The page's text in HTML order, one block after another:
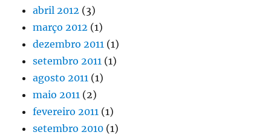
abril 2012 (3)
março 2012 (1)
dezembro 2011 (1)
setembro 2011 (1)
agosto 2011 (1)
maio 2011 (2)
fevereiro 2011 (1)
setembro 2010 (1)